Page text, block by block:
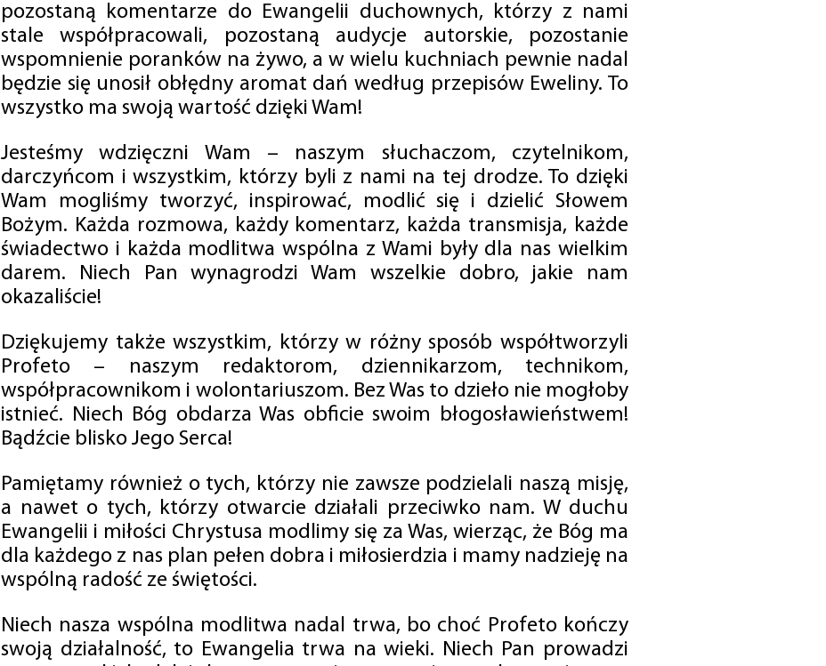
pozostaną komentarze do Ewangelii duchownych, którzy z nami
stale współpracowali, pozostaną audycje autorskie, pozostanie
wspomnienie poranków na żywo, a w wielu kuchniach pewnie nadal
będzie się unosił obłędny aromat dań według przepisów Eweliny. To
wszystko ma swoją wartość dzięki Wam!
Jesteśmy wdzięczni Wam – naszym słuchaczom, czytelnikom,
darczyńcom i wszystkim, którzy byli z nami na tej drodze. To dzięki
Wam mogliśmy tworzyć, inspirować, modlić się i dzielić Słowem
Bożym. Każda rozmowa, każdy komentarz, każda transmisja, każde
świadectwo i każda modlitwa wspólna z Wami były dla nas wielkim
darem. Niech Pan wynagrodzi Wam wszelkie dobro, jakie nam
okazaliście!
Dziękujemy także wszystkim, którzy w różny sposób współtworzyli
Profeto – naszym redaktorom, dziennikarzom, technikom,
współpracownikom i wolontariuszom. Bez Was to dzieło nie mogłoby
istnieć. Niech Bóg obdarza Was obficie swoim błogosławieństwem!
Bądźcie blisko Jego Serca!
Pamiętamy również o tych, którzy nie zawsze podzielali naszą misję,
a nawet o tych, którzy otwarcie działali przeciwko nam. W duchu
Ewangelii i miłości Chrystusa modlimy się za Was, wierząc, że Bóg ma
dla każdego z nas plan pełen dobra i miłosierdzia i mamy nadzieję na
wspólną radość ze świętości.
Niech nasza wspólna modlitwa nadal trwa, bo choć Profeto kończy
swoją działalność, to Ewangelia trwa na wieki. Niech Pan prowadzi